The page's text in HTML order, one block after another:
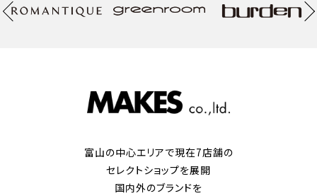
富山の中心エリアで現在7店舗の
セレクトショップを展開
国内外のブランドを